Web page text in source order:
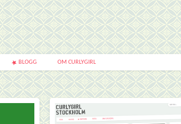
BLOGG OM CURLYGIRL